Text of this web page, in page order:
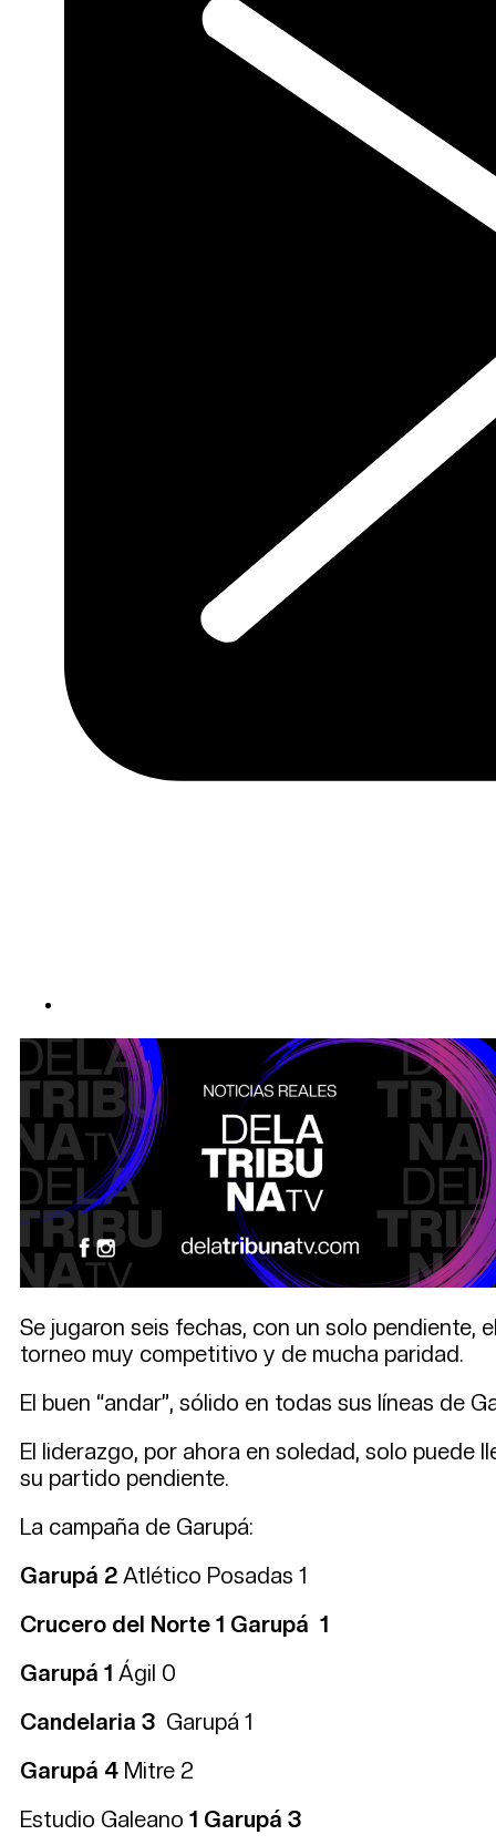
Se jugaron seis fechas, con un solo pendiente,
torneo muy competitivo y de mucha paridad.
El buen “andar”, sólido en todas sus líneas de
El liderazgo, por ahora en soledad, solo
su partido pendiente.
La campaña de Garupá:
Garupá 2 Atlético Posadas 1
Crucero del Norte 1 Garupá 1
Garupá 1 Ágil 0
Candelaria 3 Garupá 1
Garupá 4 Mitre 2
Estudio Galeano 1 Garupá 3